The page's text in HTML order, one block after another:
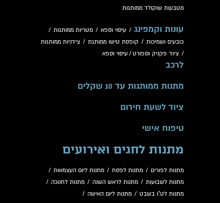
מטבעות שוקולד ממותגות
עונות וקמפינג / עיסוי וספא / מטריות ממותגות /
כובעים ושמיכות / קופסת טישו ממותגת / צידניות ממותגות
/ ציוד פקניק וספורט / עיסוי וספא
לרכב
מתנות ממותגות עד 10 שקלים
ציוד לשעת חירום
טיפוח אישי
מתנות לחגים ואירועים
מתנות לפורים / מתנות לפסח / מתנות ליום העצמאות /
מתנות לשבועות / מתנות לראש השנה / מתנות לחנוכה /
מתנות לט"ו בשבט / מתנות ליום האישה /